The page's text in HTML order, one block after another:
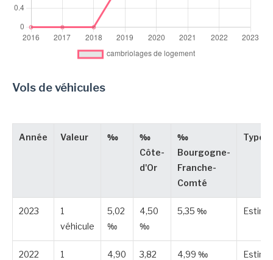
Vols de véhicules
Année Valeur ‰
‰
Côte-
d'Or
‰
Bourgogne-
Franche-
Comté
Type
2023
1
véhicule
5,02
‰
4,50
‰
5,35 ‰
2022
1
4,90
3,82
4,99 ‰